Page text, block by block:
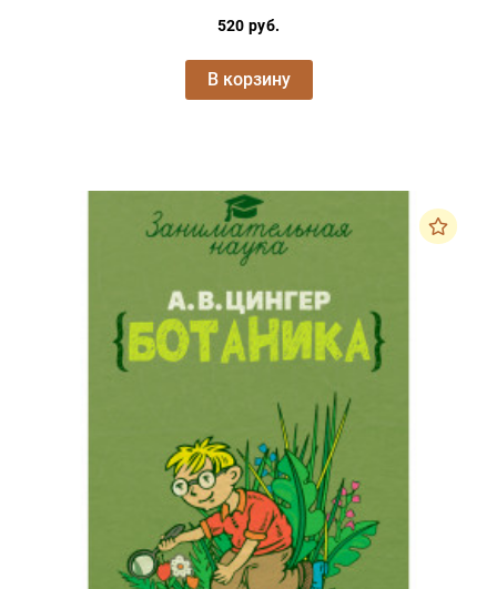
520 руб.
В корзину